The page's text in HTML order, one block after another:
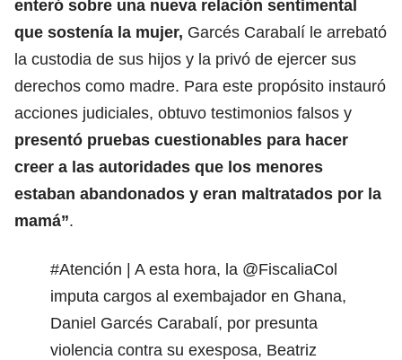
enteró sobre una nueva relación sentimental
que sostenía la mujer, Garcés Carabalí le arrebató
la custodia de sus hijos y la privó de ejercer sus
derechos como madre. Para este propósito instauró
acciones judiciales, obtuvo testimonios falsos y
presentó pruebas cuestionables para hacer
creer a las autoridades que los menores
estaban abandonados y eran maltratados por la
mamá”.
#Atención | A esta hora, la @FiscaliaCol
imputa cargos al exembajador en Ghana,
Daniel Garcés Carabalí, por presunta
violencia contra su exesposa, Beatriz